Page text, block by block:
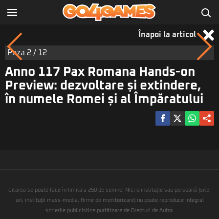
Înapoi la articol
Poza 2 / 12
Anno 117 Pax Romana Hands-on
Preview: dezvoltare și extindere,
în numele Romei și al Împăratului
Citarea se poate face în limita a 250 de semne. Nici o instituţie sau persoană (site-
uri, instituţii mass-media, firme de monitorizare) nu poate reproduce integral
scrierile publicistice purtătoare de Drepturi de Autor.